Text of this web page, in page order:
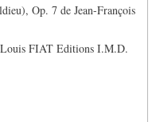
Op. 7 de Jean-François
FIAT Editions I.M.D.